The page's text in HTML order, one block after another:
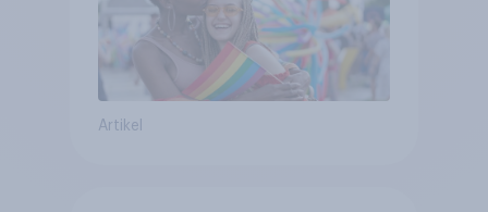
Artikel